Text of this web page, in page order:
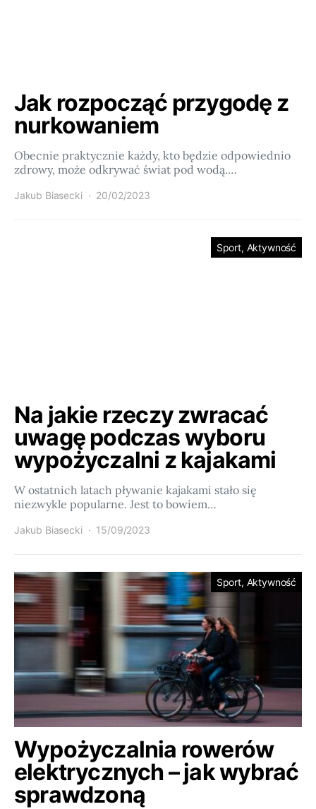
Jak rozpocząć przygodę z
nurkowaniem
Obecnie praktycznie każdy, kto będzie odpowiednio
zdrowy, może odkrywać świat pod wodą.…
Jakub Biasecki 20/02/2023
Sport, Aktywność
Na jakie rzeczy zwracać
uwagę podczas wyboru
wypożyczalni z kajakami
W ostatnich latach pływanie kajakami stało się
niezwykle popularne. Jest to bowiem…
Jakub Biasecki 15/09/2023
Sport, Aktywność
Wypożyczalnia rowerów
elektrycznych – jak wybrać
sprawdzoną